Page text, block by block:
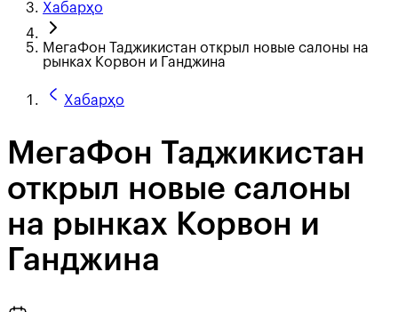
Хабарҳо
МегаФон Таджикистан открыл новые салоны на
рынках Корвон и Ганджина
Хабарҳо
МегаФон Таджикистан
открыл новые салоны
на рынках Корвон и
Ганджина